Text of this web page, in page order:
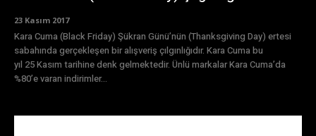
23 Kasım 2017
Kara Cuma (Black Friday) Şükran Günü’nün (Thanksgiving Day) ertesi
sabahında gerçekleşen bir alışveriş çılgınlığıdır. Kara Cuma bu
yıl 25 Kasım tarihine denk gelmektedir. Ünlü markalar Kara Cuma’da
%80’e varan indirimler...